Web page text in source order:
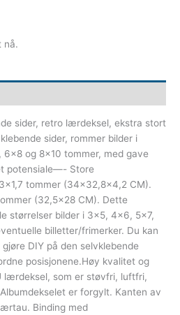
nå.
sider, retro lærdeksel, ekstra stort
sider, rommer bilder i
og 8×10 tommer, med gave
potensiale—- Store
tommer (34×32,8×4,2 CM).
(32,5×28 CM). Dette
størrelser bilder i 3×5, 4×6, 5×7,
billetter/frimerker. Du kan
DIY på den selvklebende
posisjonene.Høy kvalitet og
som er støvfri, luftfri,
er forgylt. Kanten av
Binding med